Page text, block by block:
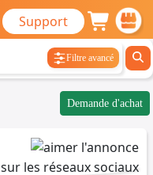
Support
Filtre avancé
Demande d'achat